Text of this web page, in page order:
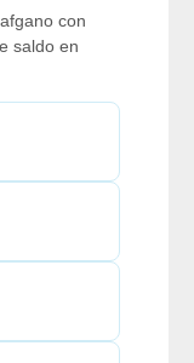
con
saldo en